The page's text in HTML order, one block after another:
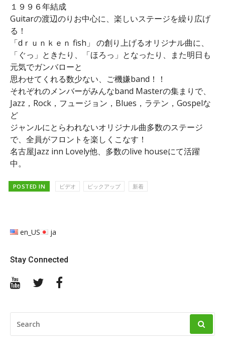
１９９６年結成
Guitarの渡辺のりお中心に、楽しいステージを繰り広げ
る！
「dｒｕｎｋｅｎ fish」 の創り上げるオリジナル曲に、
「ぐっ」ときたり、「ほろっ」となったり、また明日も
元気でガンバローと
思わせてくれる数少ない、ご機嫌band！！
それぞれのメンバーがみんなband Masterの集まりで、
Jazz，Rock，フュージョン，Blues，ラテン，Gospelな
ど
ジャンルにとらわれないオリジナル曲多数のステージ
で、全員がフロントを楽しくこなす！
名古屋Jazz inn Lovely他、多数のlive houseにて活躍
中。
POSTED IN ビデオ ピックアップ 新着
en_US ja
Stay Connected
YouTubeTwitter
FOR: